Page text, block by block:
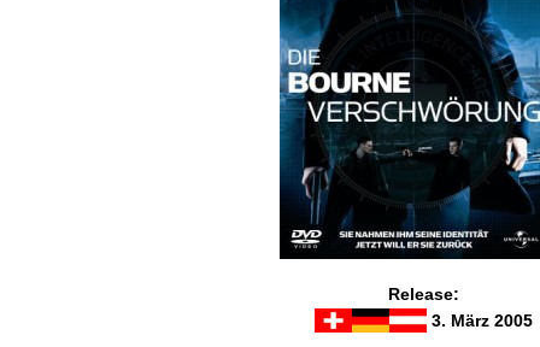
Release:
3. März 2005